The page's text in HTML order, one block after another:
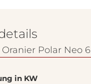
Polar Neo 6
in KW